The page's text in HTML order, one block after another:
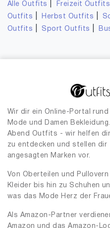
Alle Outfits Freizeit Outfits
Outfits
Herbst Outfits
Outfits
Sport Outfits
Wir dir ein Online-Portal
Mode und Damen
Abend Outfits - wir helfen
zu entdecken und stellen
angesagten Marken vor.
Von Oberteilen und
Kleider bis hin zu Schuhen
was das Mode Herz der
Als Amazon-Partner
Amazon und das Amazon-